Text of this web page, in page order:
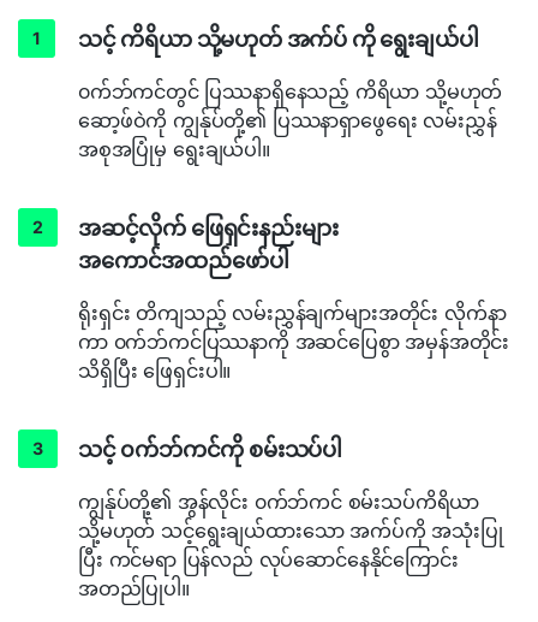
သင့် ကိရိယာ သို့မဟုတ် အက်ပ် ကို ရွေးချယ်ပါ
၀က်ဘ်ကင်တွင် ပြဿနာရှိနေသည့် ကိရိယာ သို့မဟုတ်
ဆော့ဖ်ဝဲကို ကျွန်ုပ်တို့၏ ပြဿနာရှာဖွေရေး လမ်းညွှန်
အစုအပြုံမှ ရွေးချယ်ပါ။
အဆင့်လိုက် ဖြေရှင်းနည်းများ
အကောင်အထည်ဖော်ပါ
ရိုးရှင်း တိကျသည့် လမ်းညွှန်ချက်များအတိုင်း လိုက်နာ
ကာ ၀က်ဘ်ကင်ပြဿနာကို အဆင်ပြေစွာ အမှန်အတိုင်း
သိရှိပြီး ဖြေရှင်းပါ။
သင့် ၀က်ဘ်ကင်ကို စမ်းသပ်ပါ
ကျွန်ုပ်တို့၏ အွန်လိုင်း ၀က်ဘ်ကင် စမ်းသပ်ကိရိယာ
သို့မဟုတ် သင့်ရွေးချယ်ထားသော အက်ပ်ကို အသုံးပြု
ပြီး ကင်မရာ ပြန်လည် လုပ်ဆောင်နေနိုင်ကြောင်း
အတည်ပြုပါ။